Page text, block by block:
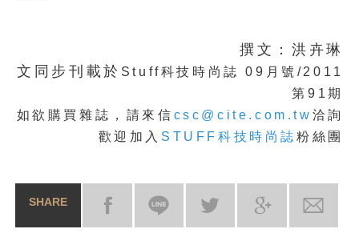
撰文：洪卉琳
文同步刊載於 Stuff科技時尚誌 09月號/2011
第91期
如欲購買雜誌，請來信 csc@cite.com.tw 洽詢
歡迎加入 STUFF科技時尚誌 粉絲團
SHARE